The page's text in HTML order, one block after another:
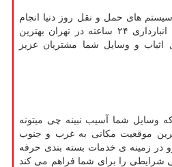
های حمل و نقل روز دنیا انجام
شده و تجارت دپو با خدمات انبارداری ۲۴ ساعته در تهران بهترین
و وسایل شما مشتریان عزیز
وسایل شما آسیب نبینه چی میتونه
موقعیت مکانی به غرب و جنوب
در زمینه ی خدمات بسته بندی حرفه
شرایطی را برای شما فراهم می کند